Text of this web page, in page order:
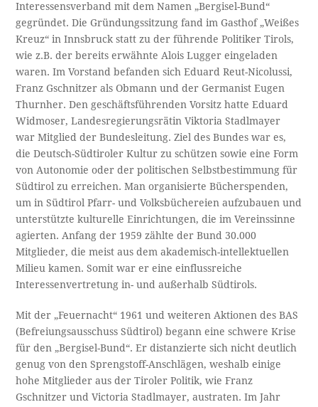
Interessensverband mit dem Namen „Bergisel-Bund“
gegründet. Die Gründungssitzung fand im Gasthof „Weißes
Kreuz“ in Innsbruck statt zu der führende Politiker Tirols,
wie z.B. der bereits erwähnte Alois Lugger eingeladen
waren. Im Vorstand befanden sich Eduard Reut-Nicolussi,
Franz Gschnitzer als Obmann und der Germanist Eugen
Thurnher. Den geschäftsführenden Vorsitz hatte Eduard
Widmoser, Landesregierungsrätin Viktoria Stadlmayer
war Mitglied der Bundesleitung. Ziel des Bundes war es,
die Deutsch-Südtiroler Kultur zu schützen sowie eine Form
von Autonomie oder der politischen Selbstbestimmung für
Südtirol zu erreichen. Man organisierte Bücherspenden,
um in Südtirol Pfarr- und Volksbüchereien aufzubauen und
unterstützte kulturelle Einrichtungen, die im Vereinssinne
agierten. Anfang der 1959 zählte der Bund 30.000
Mitglieder, die meist aus dem akademisch-intellektuellen
Milieu kamen. Somit war er eine einflussreiche
Interessenvertretung in- und außerhalb Südtirols.
Mit der „Feuernacht“ 1961 und weiteren Aktionen des BAS
(Befreiungsausschuss Südtirol) begann eine schwere Krise
für den „Bergisel-Bund“. Er distanzierte sich nicht deutlich
genug von den Sprengstoff-Anschlägen, weshalb einige
hohe Mitglieder aus der Tiroler Politik, wie Franz
Gschnitzer und Victoria Stadlmayer, austraten. Im Jahr